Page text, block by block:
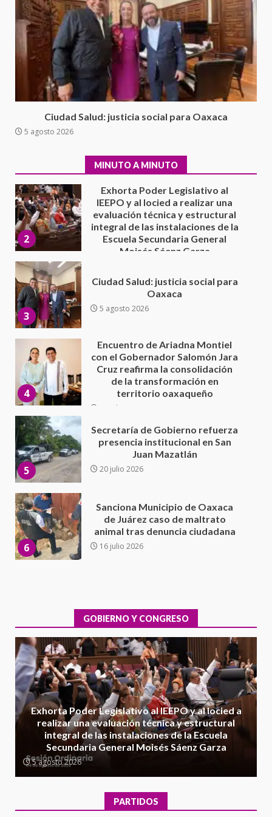
Ciudad Salud: justicia social para Oaxaca
5 agosto 2026
MINUTO A MINUTO
7
contrabando
16 julio 2026
Avanza con orden y tranquilidad
el proceso electoral
extraordinario de Santiago
Xanica: Jesús Romero
7 agosto 2026
Exhorta Poder Legislativo al
integral de las instalaciones de la
Escuela Secundaria General
Moisés Sáenz Garza
5 agosto 2026
3
Ciudad Salud: justicia social para
Oaxaca
5 agosto 2026
4
con el Gobernador Salomón Jara
Cruz reafirma la consolidación
de la transformación en
5
Secretaría de Gobierno refuerza
presencia institucional en San
Juan Mazatlán
20 julio 2026
6
Sanciona Municipio de Oaxaca
de Juárez caso de maltrato
animal tras denuncia ciudadana
16 julio 2026
7
Detienen a Ernesto Ruffo en Baja
California; FGR lo investiga por
presuntos delitos de
delincuencia organizada y
contrabando
1
Xanica: Jesús Romero
2
Exhorta Poder Legislativo al
IEEPO y al Iocied a realizar una
evaluación técnica y estructural
integral de las instalaciones de la
Escuela Secundaria General
Moisés Sáenz Garza
5 agosto 2026
Ciudad Salud: justicia social para
5 agosto 2026
Encuentro de Ariadna Montiel
GOBIERNO Y CONGRESO
Exhorta Poder Legislativo al IEEPO y al Iocied a
realizar una evaluación técnica y estructural
integral de las instalaciones de la Escuela
Secundaria General Moisés Sáenz Garza
5 agosto 2026
PARTIDOS